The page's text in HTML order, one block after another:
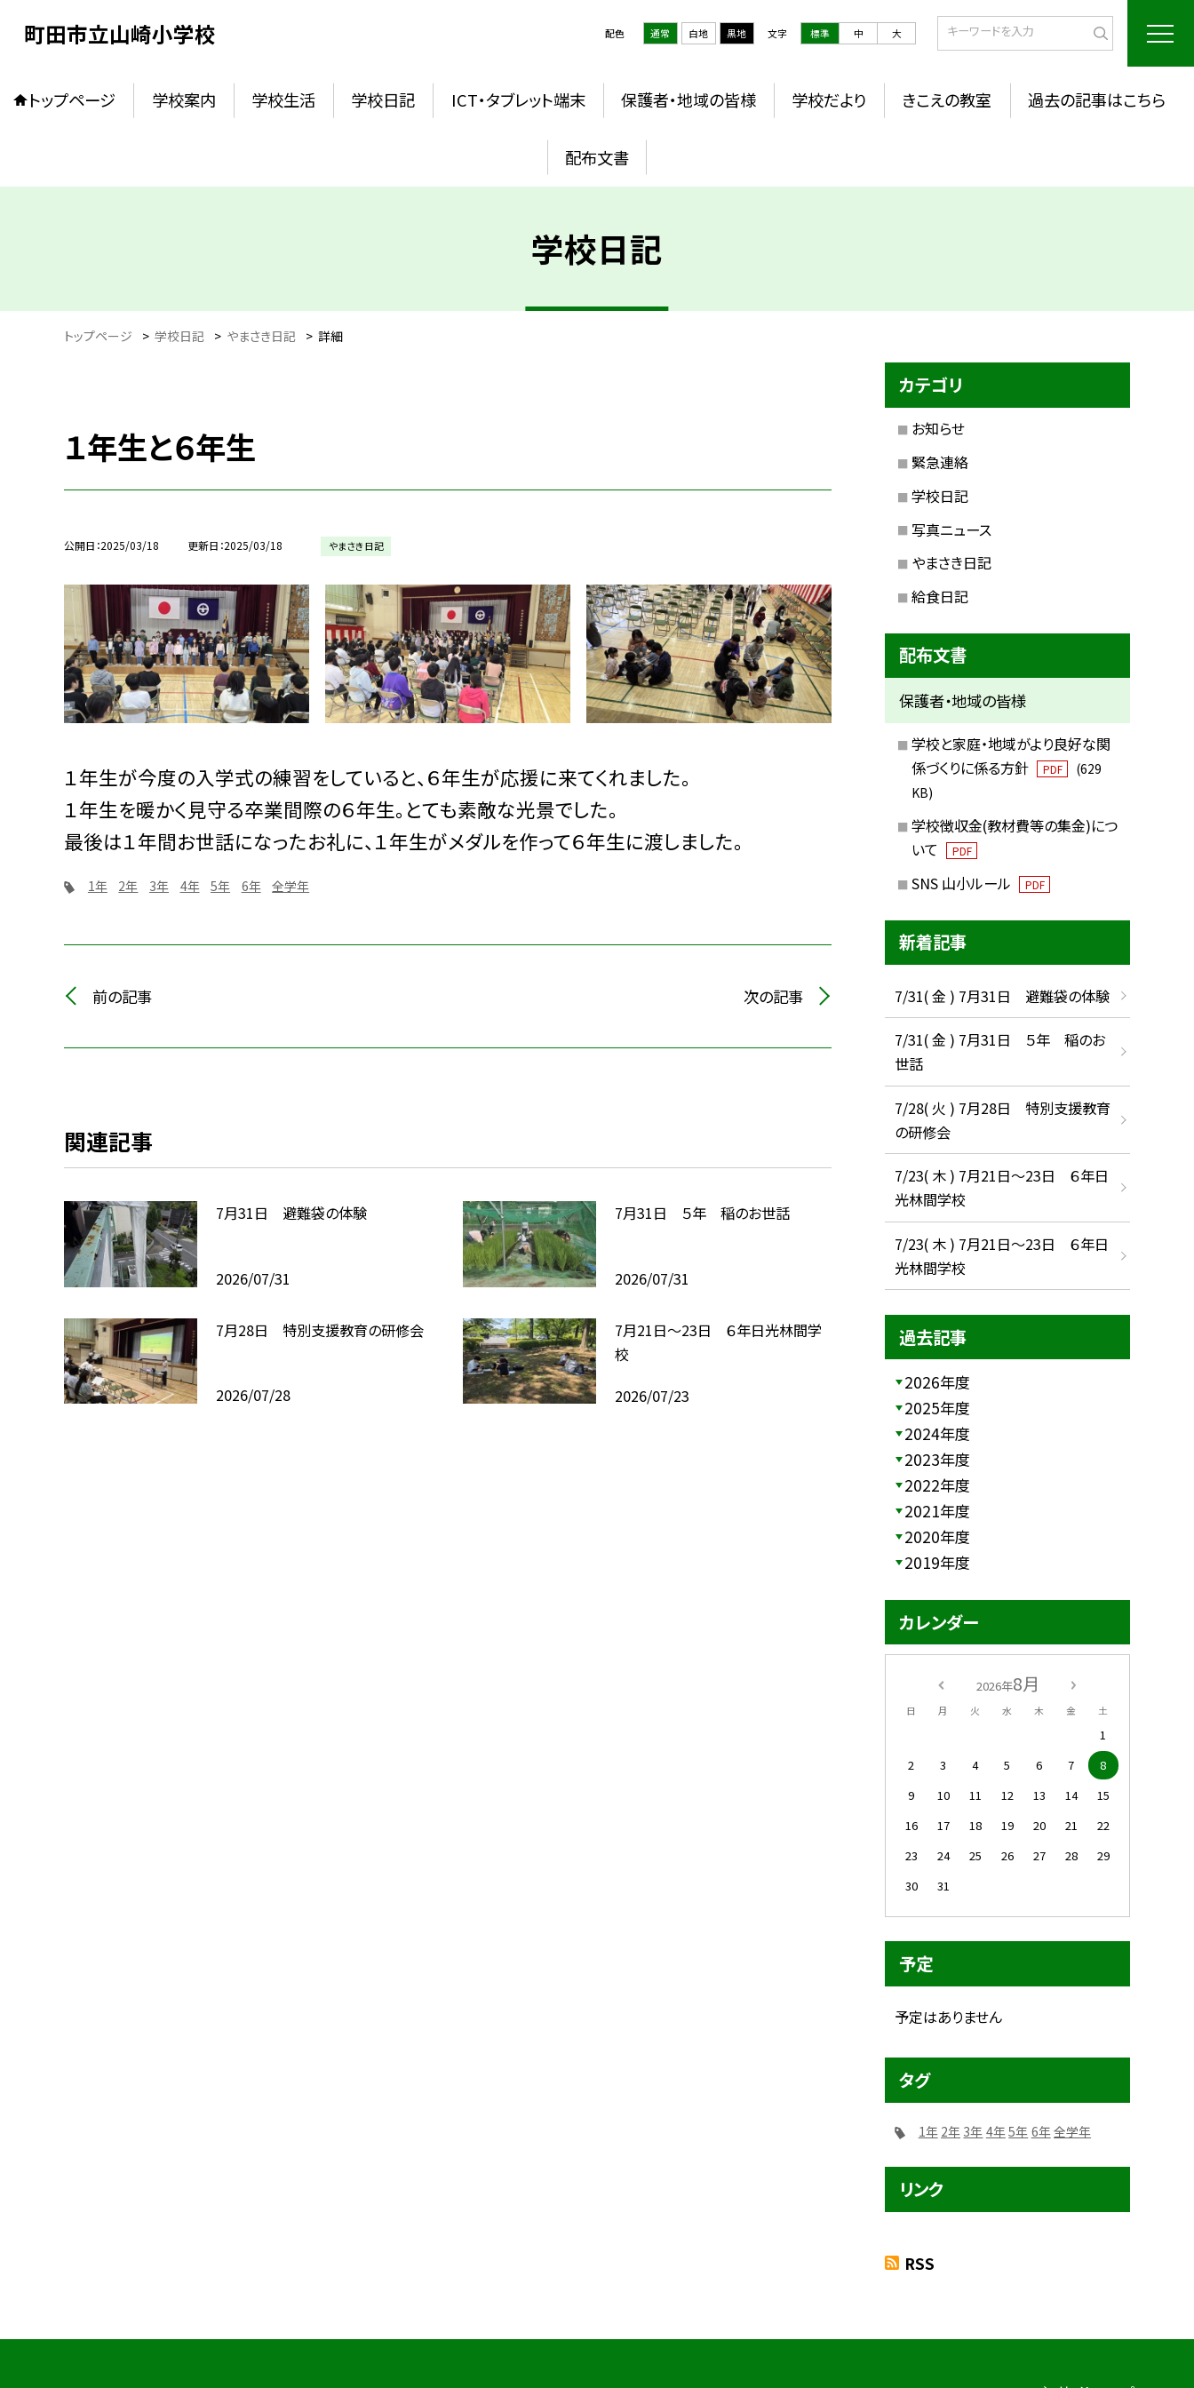
町田市立山崎小学校 配色 通常 白地 黒地 文字 標準 中 大
トップページ 学校案内 学校生活 学校日記 ICT・タブレット端末 保護者・地域の皆様 学校だより きこえの教室 過去の記事はこちら
配布文書
学校日記
トップページ > 学校日記 > やまさき日記 > 詳細
１年生と６年生
公開日 2025/03/18 更新日 2025/03/18 やまさき日記
１年生が今度の入学式の練習をしていると、６年生が応援に来てくれました。
１年生を暖かく見守る卒業間際の６年生。とても素敵な光景でした。
最後は１年間お世話になったお礼に、１年生がメダルを作って６年生に渡しました。
1年 2年 3年 4年 5年 6年 全学年
前の記事 次の記事
関連記事
7月31日 避難袋の体験
2026/07/31
7月31日 ５年 稲のお世話
2026/07/31
7月28日 特別支援教育の研修会
2026/07/28
7月21日〜23日 ６年日光林間学
校
2026/07/23
カテゴリ
お知らせ
緊急連絡
学校日記
写真ニュース
やまさき日記
給食日記
配布文書
保護者・地域の皆様
学校と家庭・地域がより良好な関
係づくりに係る方針
PDF
(629
KB)
学校徴収金(教材費等の集金)につ
いて
PDF
SNS 山小ルール PDF
新着記事
7/31( 金 ) 7月31日 避難袋の体験
7/31( 金 ) 7月31日 ５年 稲のお
世話
7/28( 火 ) 7月28日 特別支援教育
の研修会
7/23( 木 ) 7月21日〜23日 ６年日
光林間学校
7/23( 木 ) 7月21日〜23日 ６年日
光林間学校
過去記事
2026年度
2025年度
2024年度
2023年度
2022年度
2021年度
2020年度
2019年度
カレンダー
2026年8月
日 月 火 水 木 金 土
1
2
3 4 5 6 7
8
9
10 11 12 13 14
15
16
17 18 19 20 21
22
23
24 25 26 27 28
29
30
31
予定
予定はありません
タグ
1年 2年 3年 4年5年 6年全学年
リンク
RSS